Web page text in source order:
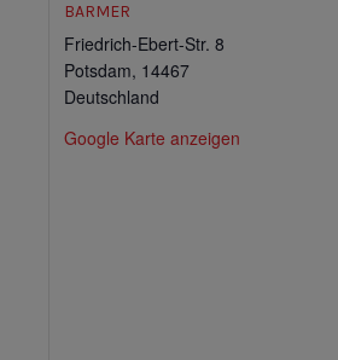
BARMER
Friedrich-Ebert-Str. 8
Potsdam, 14467
Deutschland
Google Karte anzeigen